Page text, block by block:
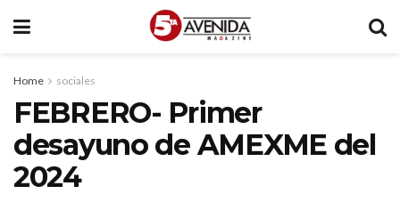
Home sociales
FEBRERO- Primer
desayuno de AMEXME del
2024